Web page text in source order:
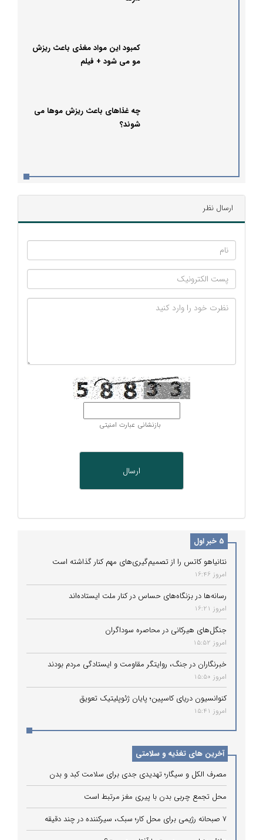
کمبود این مواد مغذی باعث ریزش
مو می شود + فیلم
چه غذاهای باعث ریزش موها می
شوند؟
ارسال نظر
بازنشانی عبارت امنیتی
5 خبر اول
نتانیاهو کاتس را از تصمیم‌گیری‌های مهم کنار گذاشته است
امروز 16:46
رسانه‌ها در بزنگاه‌های حساس در کنار ملت ایستاده‌اند
امروز 16:21
جنگل‌های هیرکانی در محاصره سوداگران
امروز 15:52
خبرنگاران در جنگ، روایتگر مقاومت و ایستادگی مردم بودند
امروز 15:50
کنوانسیون دریای کاسپین؛ پایان ژئوپلیتیک تعویق
امروز 15:41
آخرین های تغذیه و سلامتی
مصرف الکل و سیگار؛ تهدیدی جدی برای سلامت کبد و بدن
محل تجمع چربی بدن با پیری مغز مرتبط است
۷ صبحانه رژیمی برای محل کار؛ سبک، سیرکننده در چند دقیقه